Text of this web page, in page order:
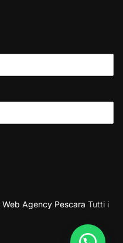
Web Agency Pescara Tutti i